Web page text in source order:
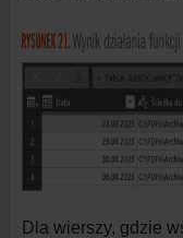
Dla wierszy, gdzie